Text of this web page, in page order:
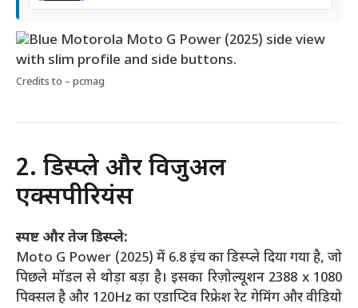
Credits to – pcmag
2. डिस्प्ले और विजुअल
एक्सपीरियंस
स्पष्ट और तेज डिस्प्ले:
Moto G Power (2025) में 6.8 इंच का डिस्प्ले दिया गया है, जो
पिछले मॉडल से थोड़ा बड़ा है। इसका रिज़ोल्यूशन 2388 x 1080
पिक्सल है और 120Hz का एडाप्टिव रिफ्रेश रेट गेमिंग और वीडियो